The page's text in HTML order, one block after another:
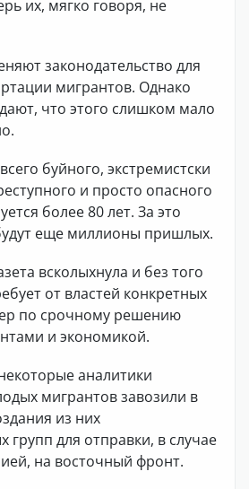
их, мягко говоря, не
законодательство для
мигрантов. Однако
что этого слишком мало
буйного, экстремистски
и просто опасного
более 80 лет. За это
еще миллионы пришлых.
всколыхнула и без того
от властей конкретных
по срочному решению
и экономикой.
аналитики
мигрантов завозили в
из них
групп для отправки, в случае
на восточный фронт.